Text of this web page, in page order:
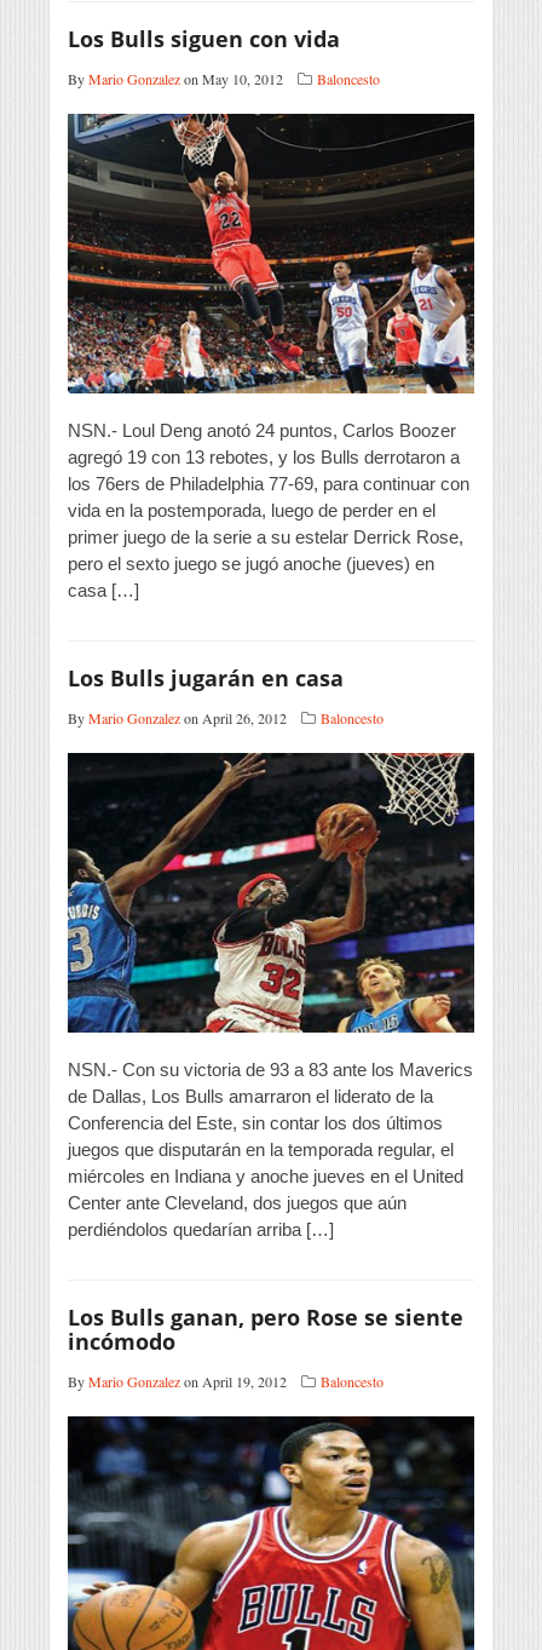
Los Bulls siguen con vida
ByMario Gonzalezon May 10, 2012 Baloncesto
NSN.- Loul Deng anotó 24 puntos, Carlos Boozer
agregó 19 con 13 rebotes, y los Bulls derrotaron a
los 76ers de Philadelphia 77-69, para continuar con
vida en la postemporada, luego de perder en el
primer juego de la serie a su estelar Derrick Rose,
pero el sexto juego se jugó anoche (jueves) en
casa […]
Los Bulls jugarán en casa
ByMario Gonzalezon April 26, 2012 Baloncesto
NSN.- Con su victoria de 93 a 83 ante los Maverics
de Dallas, Los Bulls amarraron el liderato de la
Conferencia del Este, sin contar los dos últimos
juegos que disputarán en la temporada regular, el
miércoles en Indiana y anoche jueves en el United
Center ante Cleveland, dos juegos que aún
perdiéndolos quedarían arriba […]
Los Bulls ganan, pero Rose se siente
incómodo
ByMario Gonzalezon April 19, 2012 Baloncesto